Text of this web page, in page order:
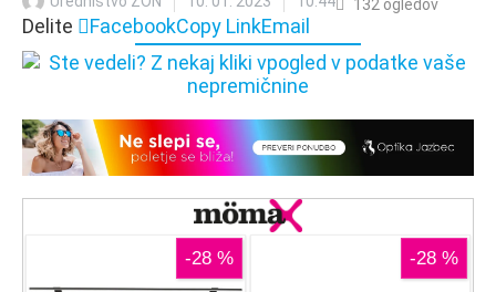
132 ogledov
Delite FacebookCopy LinkEmail